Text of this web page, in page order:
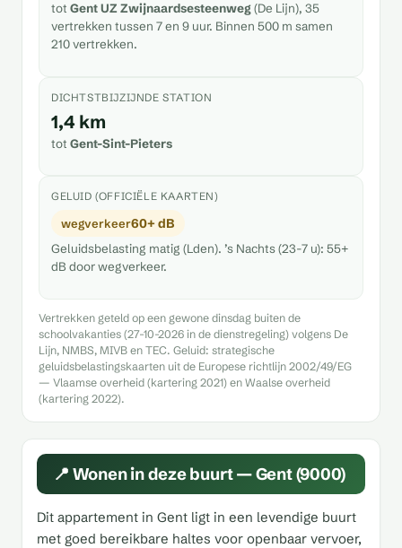
tot Gent UZ Zwijnaardsesteenweg(De Lijn), 35
vertrekken tussen 7 en 9 uur. Binnen 500 m samen
210 vertrekken.
DICHTSTBIJZIJNDE STATION
1,4 km
tot Gent-Sint-Pieters
GELUID (OFFICIËLE KAARTEN)
wegverkeer60+ dB
Geluidsbelasting matig (Lden). ’s Nachts (23-7 u): 55+
dB door wegverkeer.
Vertrekken geteld op een gewone dinsdag buiten de
schoolvakanties (27-10-2026 in de dienstregeling) volgens De
Lijn, NMBS, MIVB en TEC. Geluid: strategische
geluidsbelastingskaarten uit de Europese richtlijn 2002/49/EG
— Vlaamse overheid (kartering 2021) en Waalse overheid
(kartering 2022).
📍 Wonen in deze buurt — Gent (9000)
Dit appartement in Gent ligt in een levendige buurt
met goed bereikbare haltes voor openbaar vervoer,